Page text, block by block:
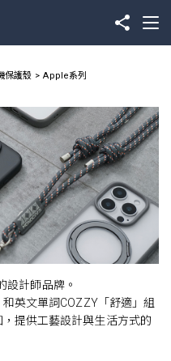
保護殼 Apple系列
設計師品牌。
英文單詞COZZY「舒適」組
提供工藝設計與生活方式的